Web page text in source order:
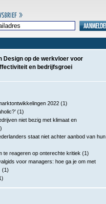
Design op de werkvloer voor
en bedrijfsgroei
2022 (1)
(1)
niet bezig met klimaat en
staat niet achter aanbod van hun
te reageren op onterechte kritiek (1)
voor managers: hoe ga je om met
(1)